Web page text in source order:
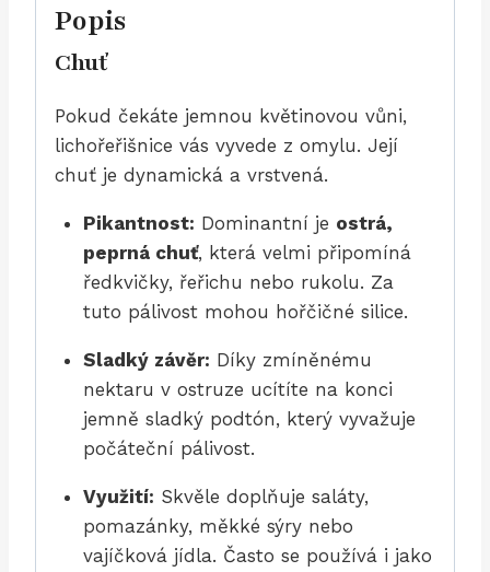
Popis
Chuť
Pokud čekáte jemnou květinovou vůni,
lichořeřišnice vás vyvede z omylu. Její
chuť je dynamická a vrstvená.
Pikantnost: Dominantní je ostrá,
peprná chuť, která velmi připomíná
ředkvičky, řeřichu nebo rukolu. Za
tuto pálivost mohou hořčičné silice.
Sladký závěr: Díky zmíněnému
nektaru v ostruze ucítíte na konci
jemně sladký podtón, který vyvažuje
počáteční pálivost.
Využití: Skvěle doplňuje saláty,
pomazánky, měkké sýry nebo
vajíčková jídla. Často se používá i jako